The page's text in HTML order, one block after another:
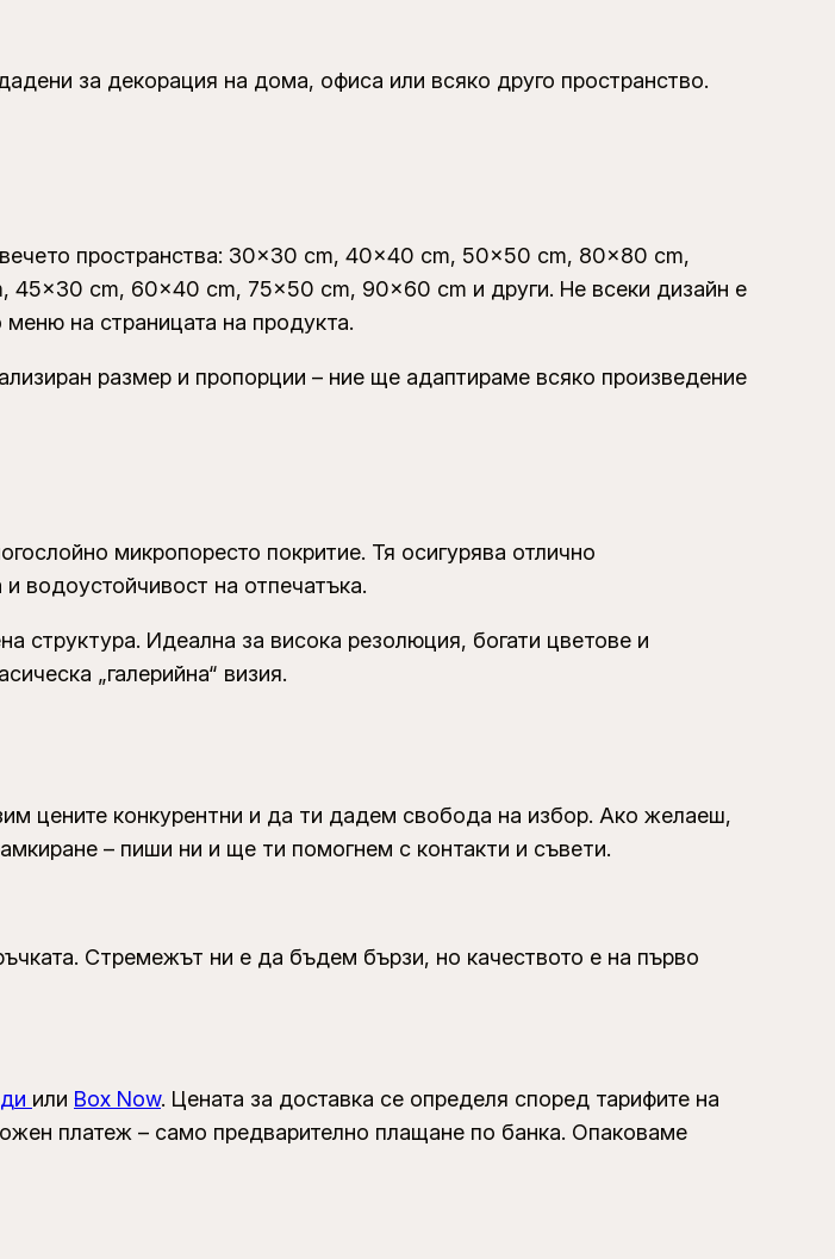
за декорация на дома, офиса или всяко друго пространство.
пространства: 30×30 cm, 40×40 cm, 50×50 cm, 80×80 cm,
cm, 60×40 cm, 75×50 cm, 90×60 cm и други. Не всеки дизайн е
на страницата на продукта.
размер и пропорции – ние ще адаптираме всяко произведение
микропоресто покритие. Тя осигурява отлично
водоустойчивост на отпечатъка.
структура. Идеална за висока резолюция, богати цветове и
„галерийна“ визия.
цените конкурентни и да ти дадем свобода на избор. Ако желаеш,
– пиши ни и ще ти помогнем с контакти и съвети.
Стремежът ни е да бъдем бързи, но качеството е на първо
или Box Now. Цената за доставка се определя според тарифите на
платеж – само предварително плащане по банка. Опаковаме